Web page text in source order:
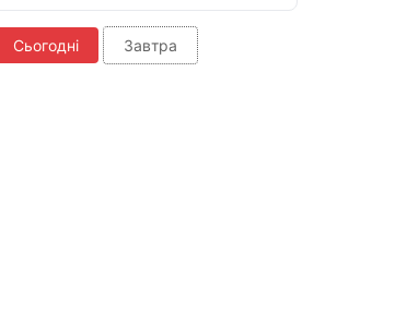
Сьогодні Завтра